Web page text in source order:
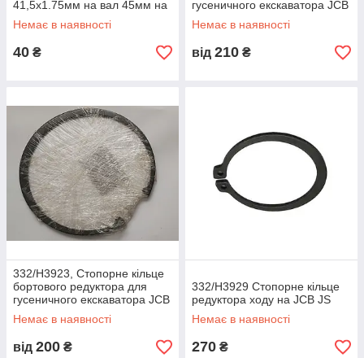
41,5x1.75мм на вал 45мм на
верхній палець
стабілізатора на JCB 3CX
Немає в наявності
40 ₴
гусеничного екскаватора JCB
Немає в наявності
від 210 ₴
332/H3923, Стопорне кільце
бортового редуктора для
гусеничного екскаватора JCB
Немає в наявності
від 200 ₴
332/H3929 Стопорне кільце
редуктора ходу на JCB JS
Немає в наявності
270 ₴